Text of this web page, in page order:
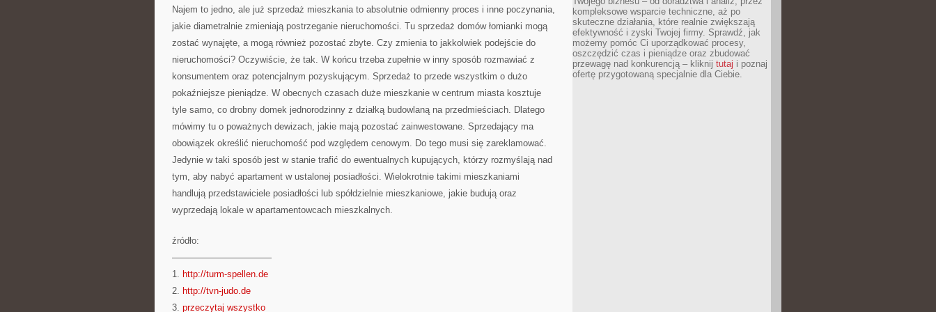
MROZOODPORNE
CERAMICZNE
Najem to jedno, ale już sprzedaż mieszkania to absolutnie odmienny proces i inne poczynania,
jakie diametralnie zmieniają postrzeganie nieruchomości. Tu sprzedaż domów łomianki mogą
zostać wynajęte, a mogą również pozostać zbyte. Czy zmienia to jakkolwiek podejście do
nieruchomości? Oczywiście, że tak. W końcu trzeba zupełnie w inny sposób rozmawiać z
konsumentem oraz potencjalnym pozyskującym. Sprzedaż to przede wszystkim o dużo
pokaźniejsze pieniądze. W obecnych czasach duże mieszkanie w centrum miasta kosztuje
tyle samo, co drobny domek jednorodzinny z działką budowlaną na przedmieściach. Dlatego
mówimy tu o poważnych dewizach, jakie mają pozostać zainwestowane. Sprzedający ma
obowiązek określić nieruchomość pod względem cenowym. Do tego musi się zareklamować.
Jedynie w taki sposób jest w stanie trafić do ewentualnych kupujących, którzy rozmyślają nad
tym, aby nabyć apartament w ustalonej posiadłości. Wielokrotnie takimi mieszkaniami
handlują przedstawiciele posiadłości lub spółdzielnie mieszkaniowe, jakie budują oraz
wyprzedają lokale w apartamentowcach mieszkalnych.
źródło:
———————————
1. http://turm-spellen.de
2. http://tvn-judo.de
3. przeczytaj wszystko
kompleksowe wsparcie techniczne, aż po
skuteczne działania, które realnie zwiększają
efektywność i zyski Twojej firmy. Sprawdź, jak
możemy pomóc Ci uporządkować procesy,
oszczędzić czas i pieniądze oraz zbudować
przewagę nad konkurencją – kliknij tutaj i poznaj
ofertę przygotowaną specjalnie dla Ciebie.